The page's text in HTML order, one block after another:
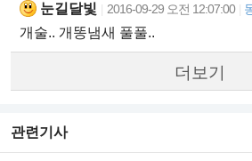
눈길달빛 2016-09-29 오전 12:07:00
개술.. 개똥냄새 풀풀..
더보기
관련기사